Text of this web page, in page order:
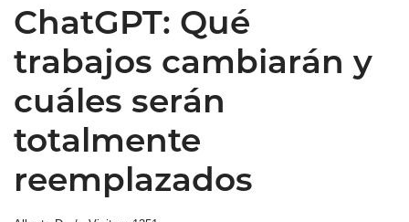
ChatGPT: Qué
trabajos cambiarán y
cuáles serán
totalmente
reemplazados